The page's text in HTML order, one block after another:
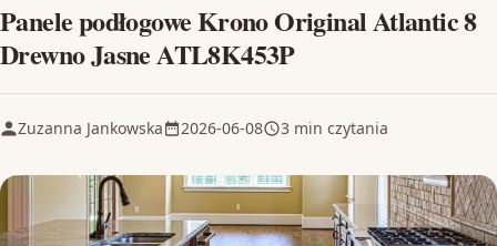
Panele podłogowe Krono Original Atlantic 8
Drewno Jasne ATL8K453P
Zuzanna Jankowska 2026-06-08 3 min czytania